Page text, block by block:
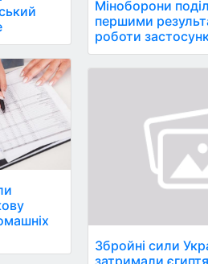
Міноборони
першими
роботи
Збройні сили
затримали